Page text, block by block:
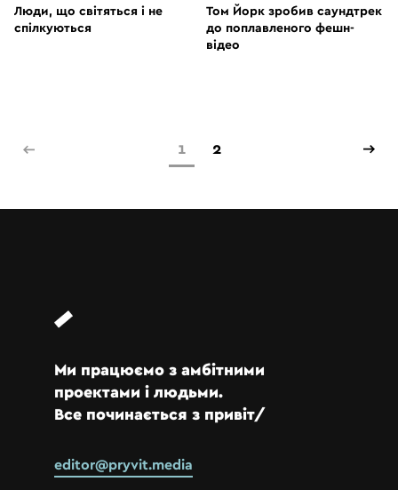
Люди, що світяться і не
спілкуються
Том Йорк зробив саундтрек
до поплавленого фешн-
відео
1 2
Ми працюємо з амбітними
проектами і людьми.
Все починається з привіт/
editor@pryvit.media